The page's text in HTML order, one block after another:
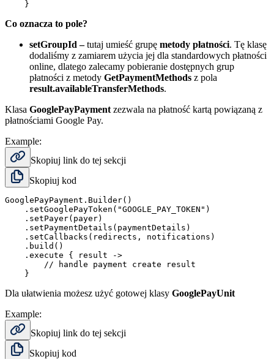
Co oznacza to pole?
setGroupId–tutaj umieść grupę metody płatności. Tę klasę
dodaliśmy z zamiarem użycia jej dla standardowych płatności
online, dlatego zalecamy pobieranie dostępnych grup
płatności z metody GetPaymentMethods z pola
result.availableTransferMethods.
Klasa GooglePayPayment zezwala na płatność kartą powiązaną z
płatnościami Google Pay.
Example:
Skopiuj link do tej sekcji
Skopiuj kod
GooglePayPayment.Builder()
    .setGooglePayToken("GOOGLE_PAY_TOKEN")
    .setPayer(payer)
    .setPaymentDetails(paymentDetails)
    .setCallbacks(redirects, notifications)
    .build()
    .execute { result ->
        // handle payment create result
Dla ułatwienia możesz użyć gotowej klasy GooglePayUnit
Example:
Skopiuj link do tej sekcji
Skopiuj kod